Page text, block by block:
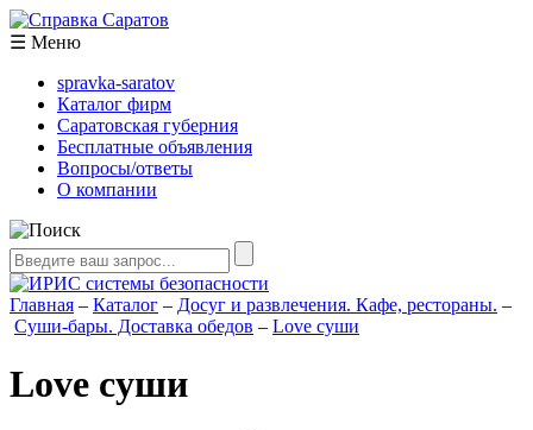
☰ Меню
spravka-saratov
Каталог фирм
Саратовская губерния
Бесплатные объявления
Вопросы/ответы
О компании
Главная – Каталог – Досуг и развлечения. Кафе, рестораны. –
Суши-бары. Доставка обедов – Love суши
Love суши